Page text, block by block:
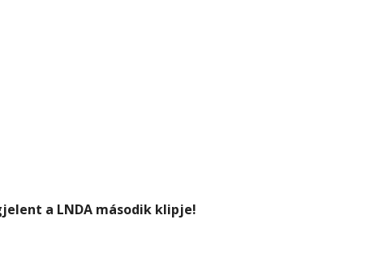
a LNDA második klipje!